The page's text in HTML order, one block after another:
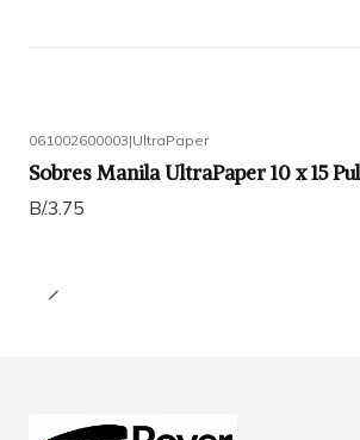
061002600003|UltraPaper
Sobres Manila UltraPaper 10 x 15
B/.3.75